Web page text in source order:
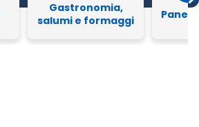
Gastronomia,
salumi e formaggi
Pane